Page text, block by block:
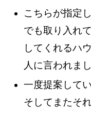
こちらが指定
でも取り入れ
してくれるハ
人に言われま
一度提案して
そしてまたそ